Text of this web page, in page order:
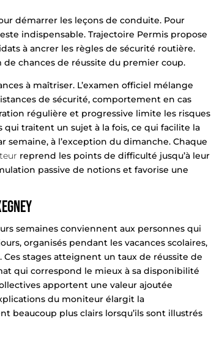
démarrer les leçons de conduite. Pour
indispensable. Trajectoire Permis propose
à ancrer les règles de sécurité routière.
de chances de réussite du premier coup.
à maîtriser. L’examen officiel mélange
de sécurité, comportement en cas
régulière et progressive limite les risques
qui traitent un sujet à la fois, ce qui facilite la
semaine, à l’exception du dimanche. Chaque
reprend les points de difficulté jusqu’à leur
passive de notions et favorise une
semaines conviennent aux personnes qui
organisés pendant les vacances scolaires,
stages atteignent un taux de réussite de
qui correspond le mieux à sa disponibilité
apportent une valeur ajoutée
du moniteur élargit la
beaucoup plus clairs lorsqu’ils sont illustrés